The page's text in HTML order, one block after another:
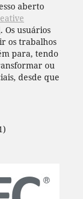
aberto
. Os usuários
os trabalhos
para, tendo
ou
desde que